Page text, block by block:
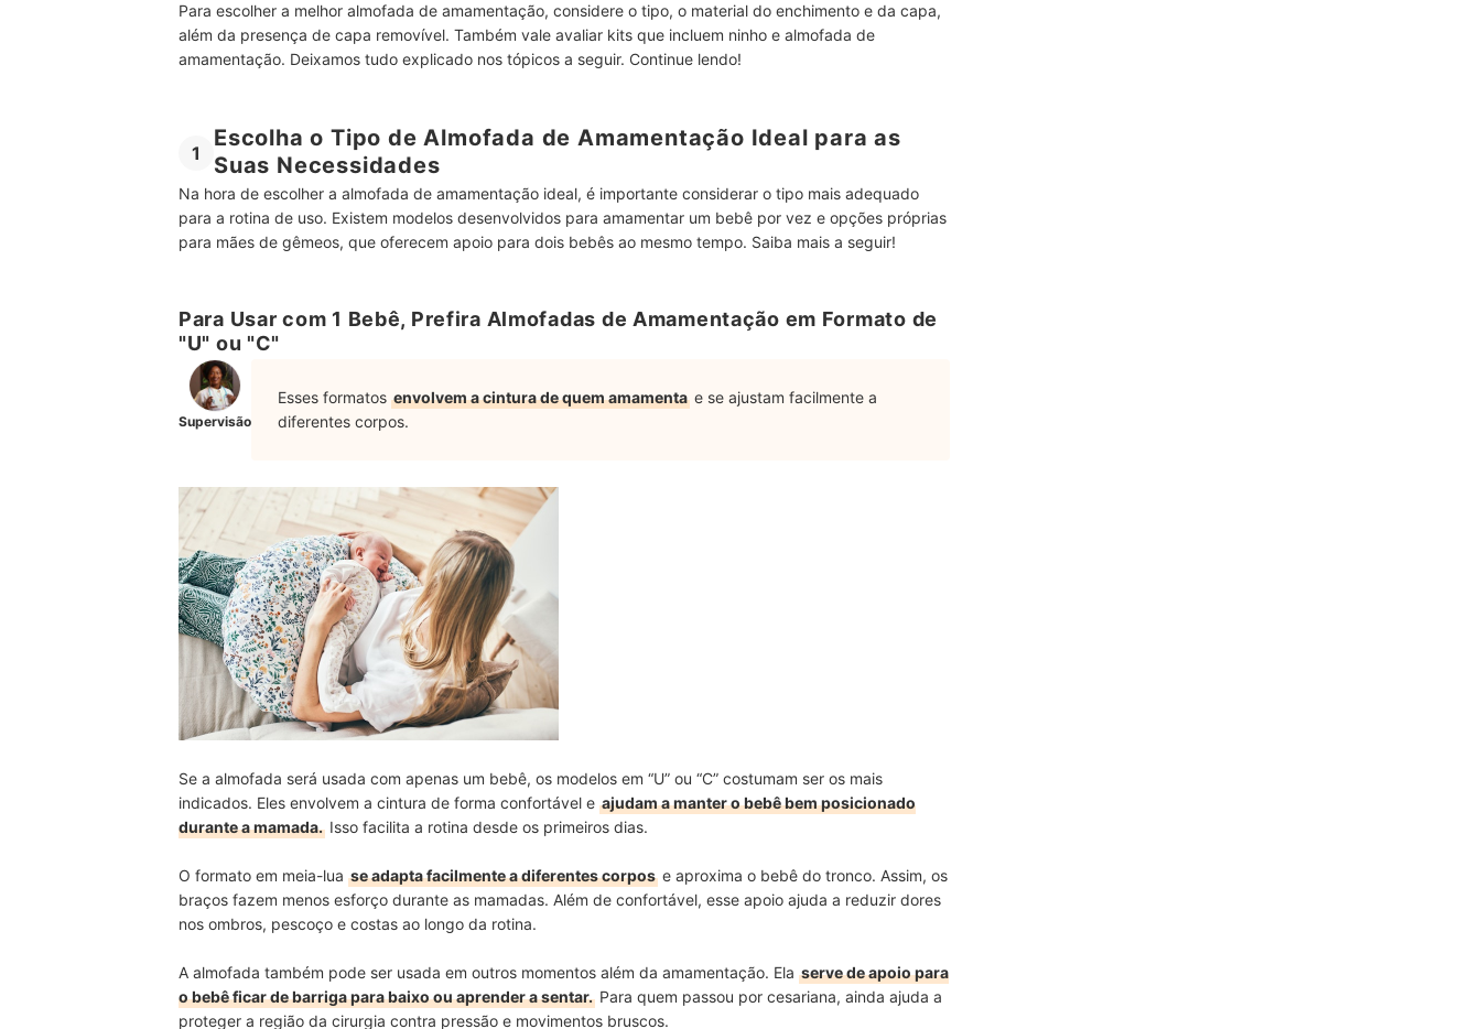
Para escolher a melhor almofada de amamentação, considere o tipo, o material do enchimento e da capa,
além da presença de capa removível. Também vale avaliar kits que incluem ninho e almofada de
amamentação. Deixamos tudo explicado nos tópicos a seguir. Continue lendo!
1
Escolha o Tipo de Almofada de Amamentação Ideal para as
Suas Necessidades
Na hora de escolher a almofada de amamentação ideal, é importante considerar o tipo mais adequado
para a rotina de uso. Existem modelos desenvolvidos para amamentar um bebê por vez e opções próprias
para mães de gêmeos, que oferecem apoio para dois bebês ao mesmo tempo. Saiba mais a seguir!
Para Usar com 1 Bebê, Prefira Almofadas de Amamentação em Formato de
"U" ou "C"
Supervisão
Esses formatos envolvem a cintura de quem amamenta e se ajustam facilmente a
diferentes corpos.
Se a almofada será usada com apenas um bebê, os modelos em “U” ou “C” costumam ser os mais
indicados. Eles envolvem a cintura de forma confortável e ajudam a manter o bebê bem posicionado
durante a mamada. Isso facilita a rotina desde os primeiros dias.
O formato em meia-lua se adapta facilmente a diferentes corpos e aproxima o bebê do tronco. Assim, os
braços fazem menos esforço durante as mamadas. Além de confortável, esse apoio ajuda a reduzir dores
nos ombros, pescoço e costas ao longo da rotina.
A almofada também pode ser usada em outros momentos além da amamentação. Ela serve de apoio para
o bebê ficar de barriga para baixo ou aprender a sentar. Para quem passou por cesariana, ainda ajuda a
proteger a região da cirurgia contra pressão e movimentos bruscos.